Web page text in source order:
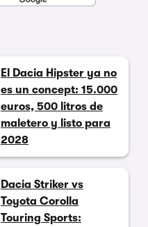
El Dacia Hipster ya no
es un concept: 15.000
euros, 500 litros de
maletero y listo para
2028
Dacia Striker vs
Toyota Corolla
Touring Sports: